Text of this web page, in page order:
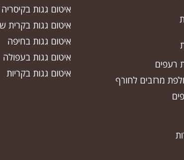
רעפים
מרזבים לחורף
איטום גגות בקיסריה
איטום גגות בקרית
איטום גגות בחיפה
איטום גגות בעפולה
איטום גגות בקריות